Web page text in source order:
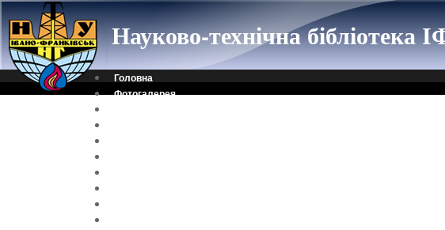
Науково-технічна
Головна
Фотогалерея